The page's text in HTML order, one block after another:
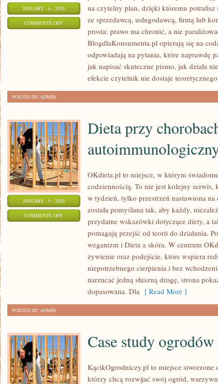
JANUARY - 6 - 2026
COMMENTS OFFON
CODZIENNE
na czytelny plan, dzięki któremu potrafisz
ze sprzedawcą, usługodawcą, firmą lub
prosta: prawo ma chronić, a nie
BlogdlaKonsumenta.pl opierają się na
odpowiadają na pytania, które naprawdę
jak napisać skuteczne pismo, jak działa
efekcie czytelnik nie dostaje teoretycznego
POSTED BY ADMIN
JANUARY - 5 - 2026
COMMENTS OFFON
Dieta przy
OKdieta.pl to miejsce, w którym
codziennością. To nie jest kolejny
w tydzień, tylko przestrzeń nastawiona na
została pomyślana tak, aby każdy,
przydatne wskazówki dotyczące diety, a
pomagają przejść od teorii do działania.
weganizm i Dieta a skóra. W centrum
żywienie oraz podejście, które wspiera
niepotrzebnego cierpienia i bez
narzucać jedną słuszną drogę, strona
dopasowana. Dla [ Read More ]
POSTED BY ADMIN
Case study ogrodów
KącikOgrodniczy.pl to miejsce
którzy chcą rozwijać swój ogród,